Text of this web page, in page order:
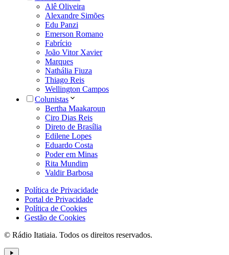
Alê Oliveira
Alexandre Simões
Edu Panzi
Emerson Romano
Fabrício
João Vitor Xavier
Marques
Nathália Fiuza
Thiago Reis
Wellington Campos
Colunistas
Bertha Maakaroun
Ciro Dias Reis
Direto de Brasília
Edilene Lopes
Eduardo Costa
Poder em Minas
Rita Mundim
Valdir Barbosa
Política de Privacidade
Portal de Privacidade
Política de Cookies
Gestão de Cookies
© Rádio Itatiaia. Todos os direitos reservados.